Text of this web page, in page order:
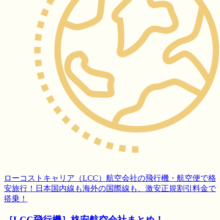
ローコストキャリア（LCC）航空会社の飛行機・航空便で格
安旅行！日本国内線も海外の国際線も、激安正規割引料金で
搭乗！